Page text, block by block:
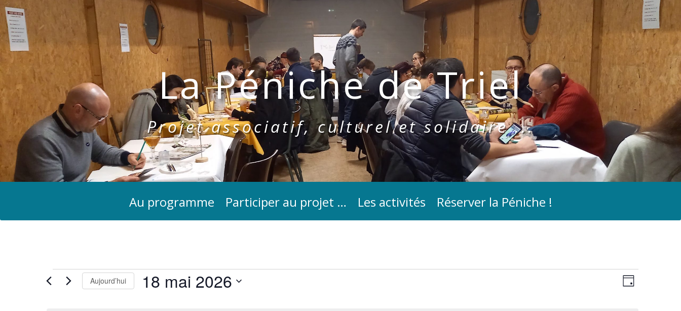
La Péniche de Triel
Projet associatif, culturel et solidaire ...
Au programme Participer au projet … Les activités Réserver la Péniche !
Évènements
for par
de
Jour
Aujourd’hui 18 mai 2026